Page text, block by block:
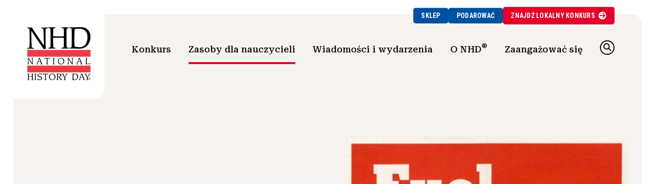
SKLEP PODAROWAĆ ZNAJDŹ LOKALNYKONKURS
Konkurs Zasoby dla nauczycieli Wiadomości i wydarzenia O NHD® Zaangażować się